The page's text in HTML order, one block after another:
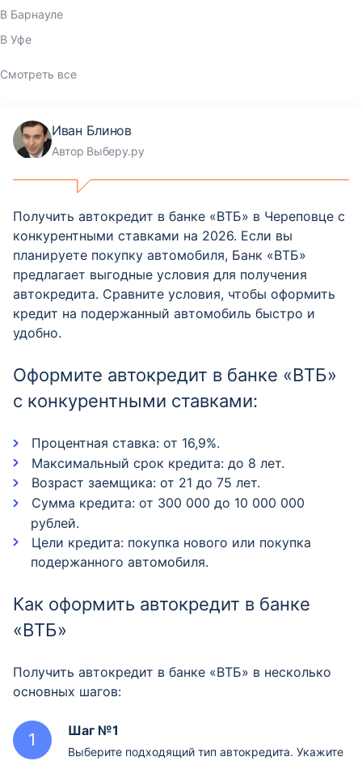
В Барнауле
В Уфе
Смотреть все
Иван Блинов
Автор Выберу.ру
Получить автокредит в банке «ВТБ» в Череповце с
конкурентными ставками на 2026. Если вы
планируете покупку автомобиля, Банк «ВТБ»
предлагает выгодные условия для получения
автокредита. Сравните условия, чтобы оформить
кредит на подержанный автомобиль быстро и
удобно.
Оформите автокредит в банке «ВТБ»
с конкурентными ставками:
Процентная ставка: от 16,9%.
Максимальный срок кредита: до 8 лет.
Возраст заемщика: от 21 до 75 лет.
Сумма кредита: от 300 000 до 10 000 000
рублей.
Цели кредита: покупка нового или покупка
подержанного автомобиля.
Как оформить автокредит в банке
«ВТБ»
Получить автокредит в банке «ВТБ» в несколько
основных шагов:
Шаг №1
Выберите подходящий тип автокредита. Укажите